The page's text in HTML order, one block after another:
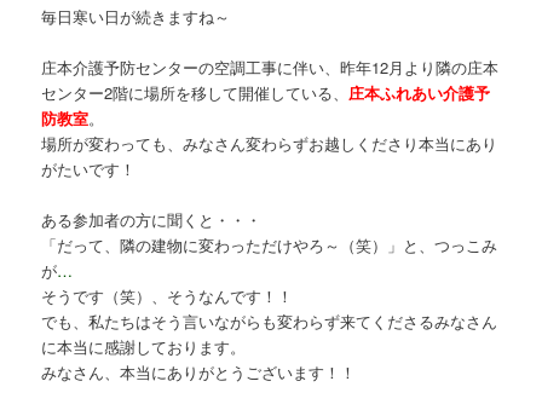
毎日寒い日が続きますね～
庄本介護予防センターの空調工事に伴い、昨年12月より隣の庄本
センター2階に場所を移して開催している、庄本ふれあい介護予
防教室。
場所が変わっても、みなさん変わらずお越しくださり本当にあり
がたいです！
ある参加者の方に聞くと・・・
「だって、隣の建物に変わっただけやろ～（笑）」と、つっこみ
が…
そうです（笑）、そうなんです！！
でも、私たちはそう言いながらも変わらず来てくださるみなさん
に本当に感謝しております。
みなさん、本当にありがとうございます！！